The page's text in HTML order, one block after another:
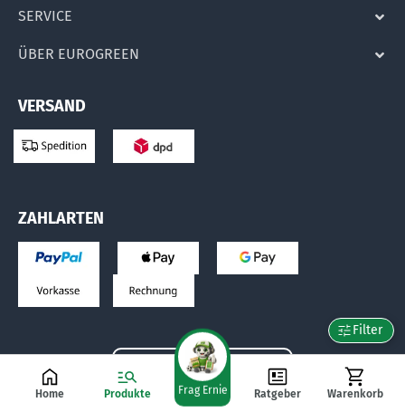
SERVICE
ÜBER EUROGREEN
VERSAND
ZAHLARTEN
Vertrag widerrufen
Home Produkte Frag Ernie Ratgeber Warenkorb
Filter